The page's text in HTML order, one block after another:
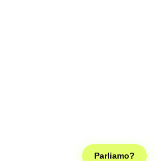
Parliamo?